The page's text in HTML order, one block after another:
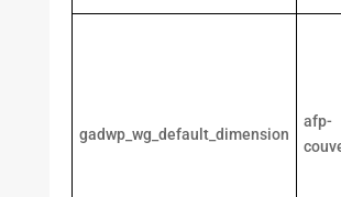
gadwp_wg_default_dimension
afp-